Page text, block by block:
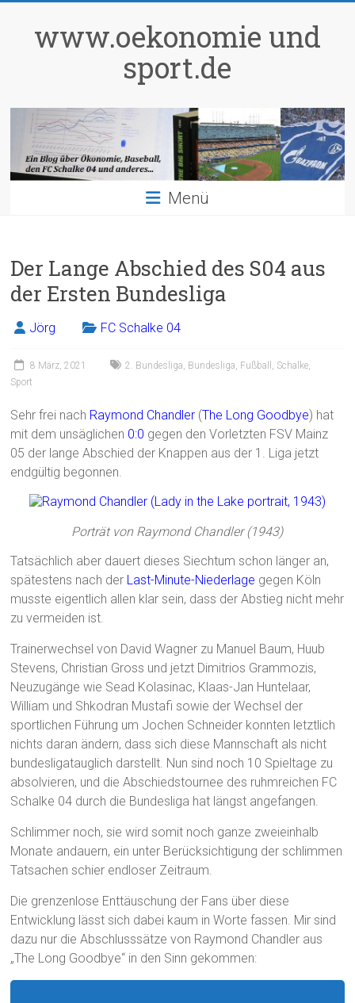
springenwww.oekonomie und
sport.de
Menü
Der Lange Abschied des S04 aus
der Ersten Bundesliga
Jörg FC Schalke 04
8 März, 2021 2. Bundesliga, Bundesliga, Fußball , Schalke,
Sport
Sehr frei nach Raymond Chandler (The Long Goodbye) hat
mit dem unsäglichen 0:0 gegen den Vorletzten FSV Mainz
05 der lange Abschied der Knappen aus der 1. Liga jetzt
endgültig begonnen.
Porträt von Raymond Chandler (1943)
Tatsächlich aber dauert dieses Siechtum schon länger an,
spätestens nach der Last-Minute-Niederlage gegen Köln
musste eigentlich allen klar sein, dass der Abstieg nicht mehr
zu vermeiden ist.
Trainerwechsel von David Wagner zu Manuel Baum, Huub
Stevens, Christian Gross und jetzt Dimitrios Grammozis,
Neuzugänge wie Sead Kolasinac, Klaas-Jan Huntelaar,
William und Shkodran Mustafi sowie der Wechsel der
sportlichen Führung um Jochen Schneider konnten letztlich
nichts daran ändern, dass sich diese Mannschaft als nicht
bundesligatauglich darstellt. Nun sind noch 10 Spieltage zu
absolvieren, und die Abschiedstournee des ruhmreichen FC
Schalke 04 durch die Bundesliga hat längst angefangen.
Schlimmer noch, sie wird somit noch ganze zweieinhalb
Monate andauern, ein unter Berücksichtigung der schlimmen
Tatsachen schier endloser Zeitraum.
Die grenzenlose Enttäuschung der Fans über diese
Entwicklung lässt sich dabei kaum in Worte fassen. Mir sind
dazu nur die Abschlusssätze von Raymond Chandler aus
„The Long Goodbye“ in den Sinn gekommen: